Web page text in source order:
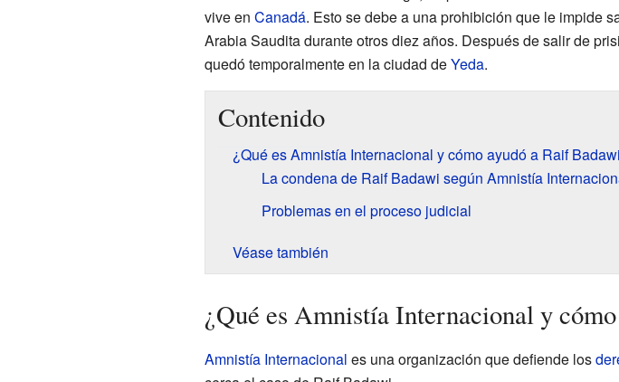
vive en Canadá. Esto se debe a una prohibición que le impide
Arabia Saudita durante otros diez años. Después de salir de
quedó temporalmente en la ciudad deYeda.
Contenido
¿Qué es Amnistía Internacional y cómo ayudó a Raif
La condena de Raif Badawi según Amnistía
Problemas en el proceso judicial
Véase también
¿Qué es Amnistía Internacional y
Amnistía Internacional es una organización que defiende los